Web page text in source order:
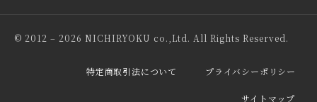
© 2012 – 2026 NICHIRYOKU co.,Ltd. All Rights Reserved.
特定商取引法について プライバシーポリシー
サイトマップ